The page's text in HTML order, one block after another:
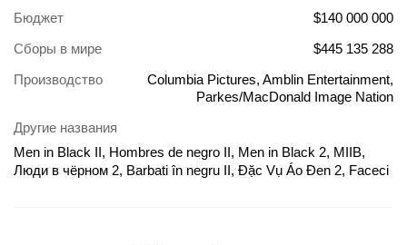
Бюджет
$140 000 000
Сборы в мире
$445 135 288
Производство
Columbia Pictures, Amblin Entertainment,
Parkes/MacDonald Image Nation
Другие названия
Men in Black II, Hombres de negro II, Men in Black 2, MIIB,
Люди в чёрном 2, Barbati în negru II, Đặc Vụ Áo Đen 2, Faceci